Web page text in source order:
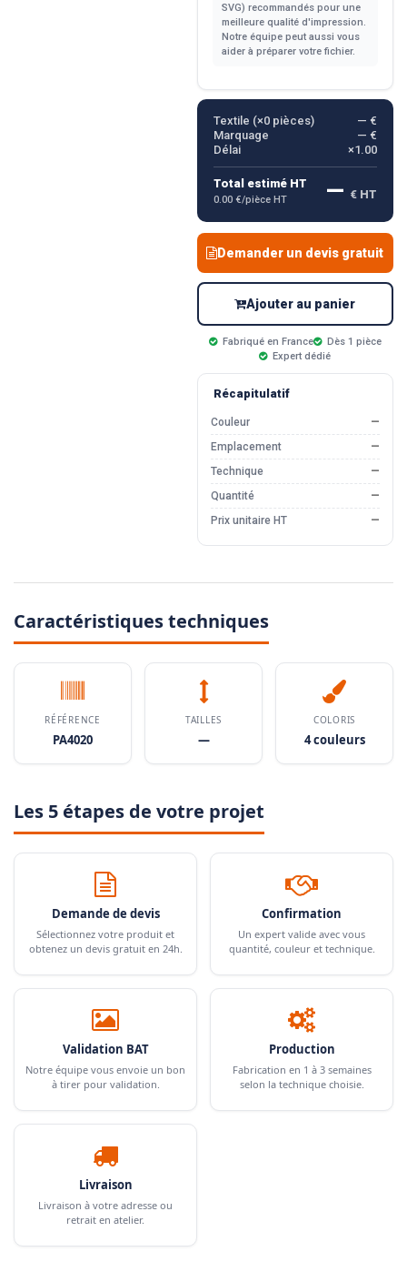
SVG) recommandés pour une
meilleure qualité d'impression.
Notre équipe peut aussi vous
aider à préparer votre fichier.
Textile (×0pièces)
— €
Marquage
— €
Délai
×1.00
Total estimé HT
0.00 €/pièce HT — € HT
Demander un devis gratuit
Ajouter au panier
Fabriqué en France
Dès 1 pièce
Expert dédié
Récapitulatif
Couleur
—
Emplacement
—
Technique
—
Quantité
—
Prix unitaire HT
—
Caractéristiques techniques
RÉFÉRENCE
PA4020
TAILLES
—
COLORIS
4 couleurs
Les 5 étapes de votre projet
Demande de devis
Sélectionnez votre produit et
obtenez un devis gratuit en 24h.
Confirmation
Un expert valide avec vous
quantité, couleur et technique.
Validation BAT
Notre équipe vous envoie un bon
à tirer pour validation.
Production
Fabrication en 1 à 3 semaines
selon la technique choisie.
Livraison
Livraison à votre adresse ou
retrait en atelier.